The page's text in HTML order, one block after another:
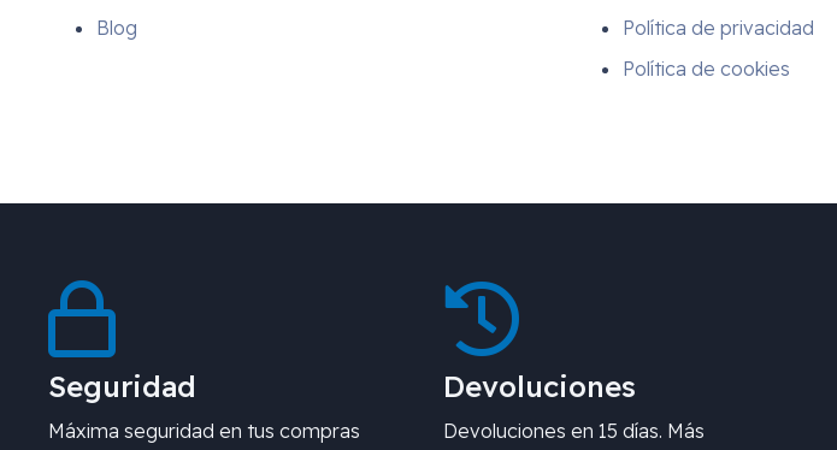
Blog
Política de privacidad
Política de cookies
Seguridad
Máxima seguridad en tus compras
Devoluciones
Devoluciones en 15 días. Más